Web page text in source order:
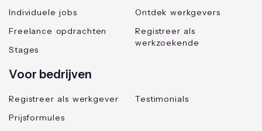
Individuele jobs
Freelance opdrachten
Stages
Ontdek werkgevers
Registreer als
werkzoekende
Voor bedrijven
Registreer als werkgever
Prijsformules
Testimonials